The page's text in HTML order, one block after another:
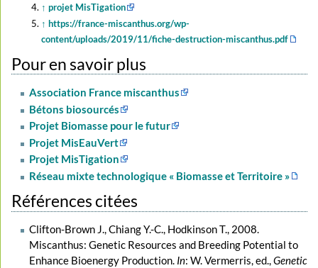
↑ projet MisTigation
↑ https://france-miscanthus.org/wp-
content/uploads/2019/11/fiche-destruction-miscanthus.pdf
Pour en savoir plus
Association France miscanthus
Bétons biosourcés
Projet Biomasse pour le futur
Projet MisEauVert
Projet MisTigation
Réseau mixte technologique « Biomasse et Territoire »
Références citées
Clifton-Brown J., Chiang Y.-C., Hodkinson T., 2008.
Miscanthus: Genetic Resources and Breeding Potential to
Enhance Bioenergy Production. In: W. Vermerris, ed.,Genetic